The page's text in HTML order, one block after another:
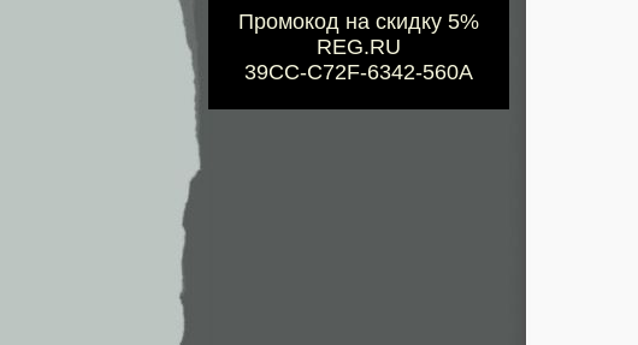
Промокод на скидку 5%
REG.RU
39CC-C72F-6342-560A